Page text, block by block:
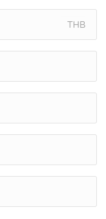
THB